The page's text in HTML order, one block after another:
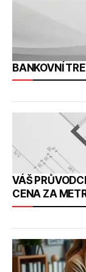
BANKOVNÍ
VÁŠ
CENA ZA